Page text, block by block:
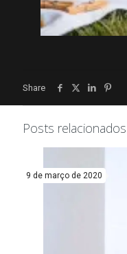
Share
Posts relacionados
9 de março de 2020